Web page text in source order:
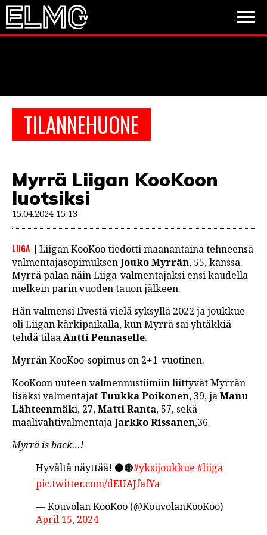
TILANNEHUONE
Myrrä Liigan KooKoon
luotsiksi
15.04.2024 15:13
LIIGA
Liigan KooKoo tiedotti maanantaina tehneensä
valmentajasopimuksenJouko Myrrän, 55, kanssa.
Myrrä palaa näin Liiga-valmentajaksi ensi kaudella
melkein parin vuoden tauon jälkeen.
Hän valmensi Ilvestä vielä syksyllä 2022 ja joukkue
oli Liigan kärkipaikalla, kun Myrrä sai yhtäkkiä
tehdä tilaaAntti Pennaselle.
Myrrän KooKoo-sopimus on 2+1-vuotinen.
KooKoon uuteen valmennustiimiin liittyvät Myrrän
lisäksi valmentajat Tuukka Poikonen, 39, jaManu
Lähteenmäki, 27,Matti Ranta, 57, sekä
maalivahtivalmentajaJarkko Rissanen,36.
Myrrä is back…!
Hyvältä näyttää! ⚫🟠#yksijoukkue #liiga
pic.twitter.com/dEUAJfafYa
— Kouvolan KooKoo (@KouvolanKooKoo)
April 15, 2024
PESÄPALLO
VIDEOT
JALKAPALLO
EM2021
Huuhkajat
JÄÄKIEKKO
PESÄPALLO
F1
LINTU VAI KALA
46 DENTON ROAD
VIDEOT
PODCASTIT
KOLUMNIT